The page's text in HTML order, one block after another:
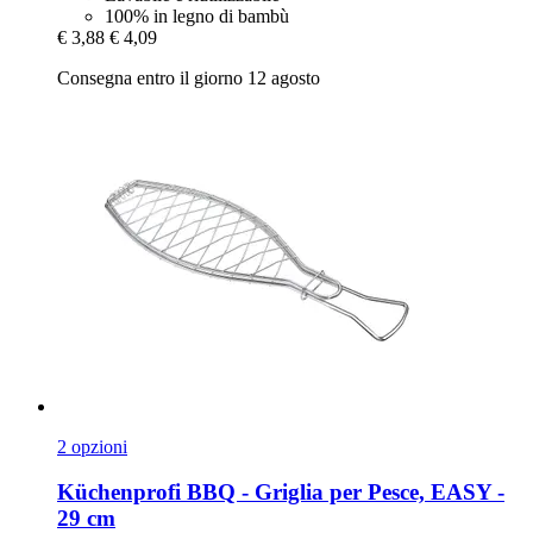
100% in legno di bambù
€ 3,88 € 4,09
Consegna entro il giorno 12 agosto
2 opzioni
Küchenprofi BBQ -​ Griglia per Pesce, EASY -​
29 cm